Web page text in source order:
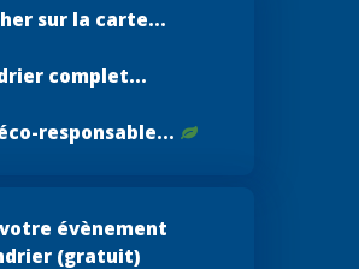
sur la carte...
complet...
responsable...
évènement
(gratuit)